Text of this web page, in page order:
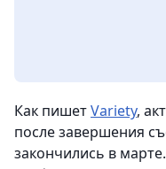
Как пишетVariety,
после завершения
закончились в